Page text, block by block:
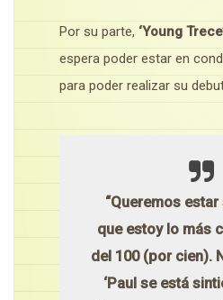
Por su parte, ‘Young
espera poder estar en
para poder realizar su
“Queremos
que estoy lo más
del 100 (por cien).
‘Paul se está